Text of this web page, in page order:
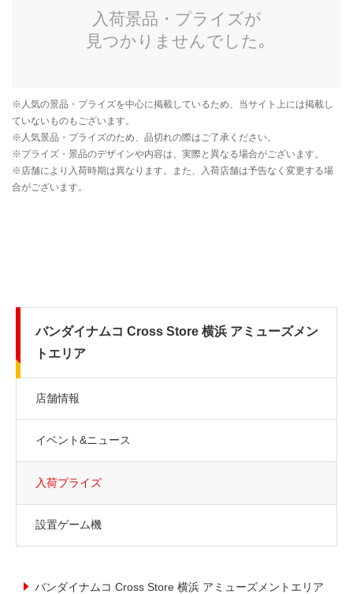
バンダイナムコ Cross Store 横浜 アミューズメン
トエリア
店舗情報
イベント&ニュース
入荷プライズ
設置ゲーム機
バンダイナムコ Cross Store 横浜 アミューズメントエリア